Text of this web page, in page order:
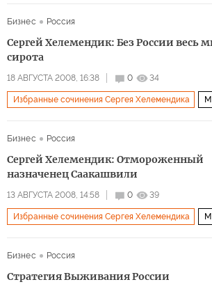
Бизнес
Россия
Сергей Хелемендик: Без России весь
сирота
18 АВГУСТА 2008, 16:38 0 34
Избранные сочинения Сергея Хелемендика
Бизнес
Россия
Сергей Хелемендик: Отмороженный
назначенец Саакашвили
13 АВГУСТА 2008, 14:58 0 39
Избранные сочинения Сергея Хелемендика
Бизнес
Россия
Стратегия Выживания России